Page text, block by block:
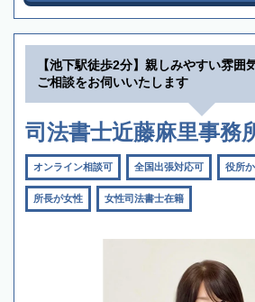
【池下駅徒歩2分】親しみやすい雰囲
ご相談をお伺いいたします
司法書士近藤麻里事務
オンライン相談可 全国出張対応可 役所
所長が女性 女性司法書士在籍